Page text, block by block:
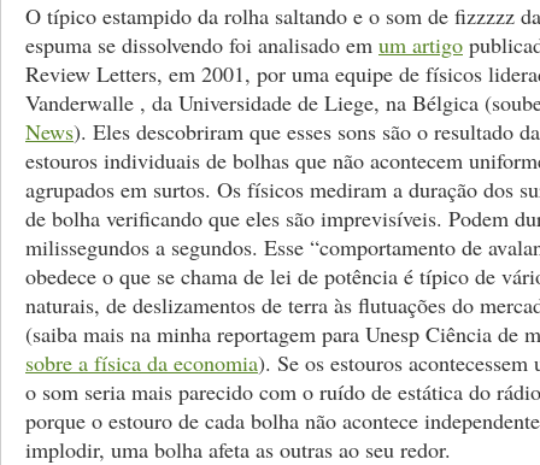
O típico estampido da rolha saltando e o som de fizzzzz
espuma se dissolvendo foi analisado em um artigo
Review Letters, em 2001, por uma equipe de físicos
Vanderwalle , da Universidade de Liege, na Bélgica
News). Eles descobriram que esses sons são o resultado
estouros individuais de bolhas que não acontecem
agrupados em surtos. Os físicos mediram a duração dos
de bolha verificando que eles são imprevisíveis. Podem
milissegundos a segundos. Esse “comportamento de
obedece o que se chama de lei de potência é típico de
naturais, de deslizamentos de terra às flutuações do
(saiba mais na minha reportagem para Unesp Ciência de
sobre a física da economia). Se os estouros
o som seria mais parecido com o ruído de estática do
porque o estouro de cada bolha não acontece
implodir, uma bolha afeta as outras ao seu redor.